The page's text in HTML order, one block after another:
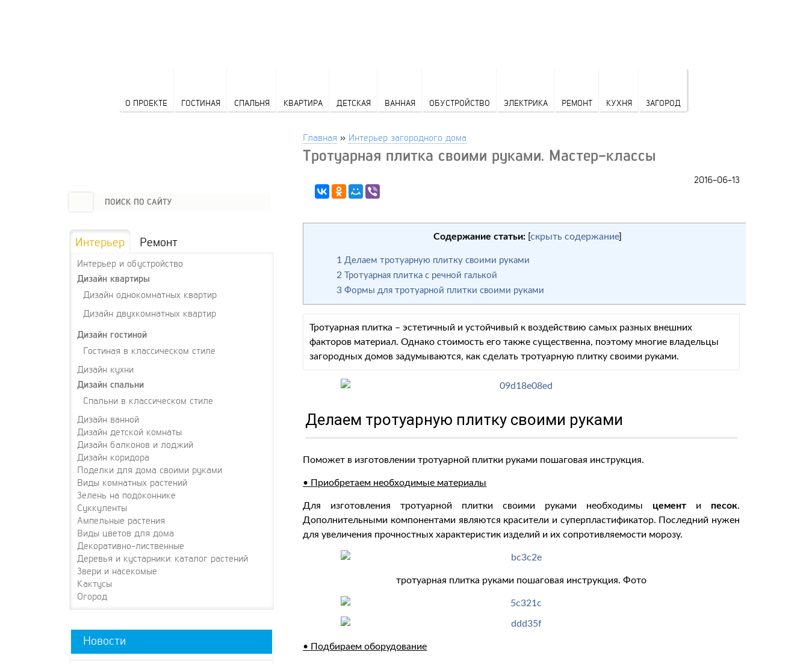
О ПРОЕКТЕ ГОСТИНАЯ СПАЛЬНЯ КВАРТИРА ДЕТСКАЯ ВАННАЯ ОБУСТРОЙСТВО ЭЛЕКТРИКА РЕМОНТ КУХНЯ ЗАГОРОД
Главная » Интерьер загородного дома
Тротуарная плитка своими руками. Мастер-классы
2016-06-13
Содержание статьи: [скрыть содержание]
1 Делаем тротуарную плитку своими руками
2 Тротуарная плитка с речной галькой
3 Формы для тротуарной плитки своими руками
Тротуарная плитка – эстетичный и устойчивый к воздействию самых разных внешних
факторов материал. Однако стоимость его также существенна, поэтому многие владельцы
загородных домов задумываются, как сделать тротуарную плитку своими руками.
Делаем тротуарную плитку своими руками
Поможет в изготовлении тротуарной плитки руками пошаговая инструкция.
• Приобретаем необходимые материалы
Для изготовления тротуарной плитки своими руками необходимы цемент и песок.
Дополнительными компонентами являются красители и суперпластификатор. Последний нужен
для увеличения прочностных характеристик изделий и их сопротивляемости морозу.
тротуарная плитка руками пошаговая инструкция. Фото
• Подбираем оборудование
Интерьер Ремонт
Интерьер и обустройство
Дизайн квартиры
Дизайн однокомнатных квартир
Дизайн двухкомнатных квартир
Дизайн гостиной
Гостиная в классическом стиле
Дизайн кухни
Дизайн спальни
Спальни в классическом стиле
Дизайн ванной
Дизайн детской комнаты
Дизайн балконов и лоджий
Дизайн коридора
Поделки для дома своими руками
Виды комнатных растений
Зелень на подоконнике
Суккуленты
Ампельные растения
Виды цветов для дома
Декоративно-лиственные
Деревья и кустарники: каталог растений
Звери и насекомые
Кактусы
Огород
Новости